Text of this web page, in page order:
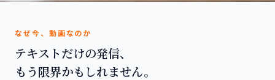
なぜ今、動画なのか
テキストだけの発信、
もう限界かもしれません。